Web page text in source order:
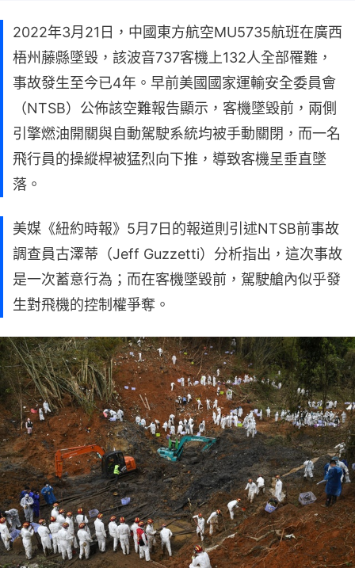
2022年3月21日，中國東方航空MU5735航班在廣西
梧州藤縣墜毀，該波音737客機上132人全部罹難，
事故發生至今已4年。早前美國國家運輸安全委員會
（NTSB）公佈該空難報告顯示，客機墜毀前，兩側
引擎燃油開關與自動駕駛系統均被手動關閉，而一名
飛行員的操縱桿被猛烈向下推，導致客機呈垂直墜
落。
美媒《紐約時報》5月7日的報道則引述NTSB前事故
調查員古澤蒂（Jeff Guzzetti）分析指出，這次事故
是一次蓄意行為；而在客機墜毀前，駕駛艙內似乎發
生對飛機的控制權爭奪。